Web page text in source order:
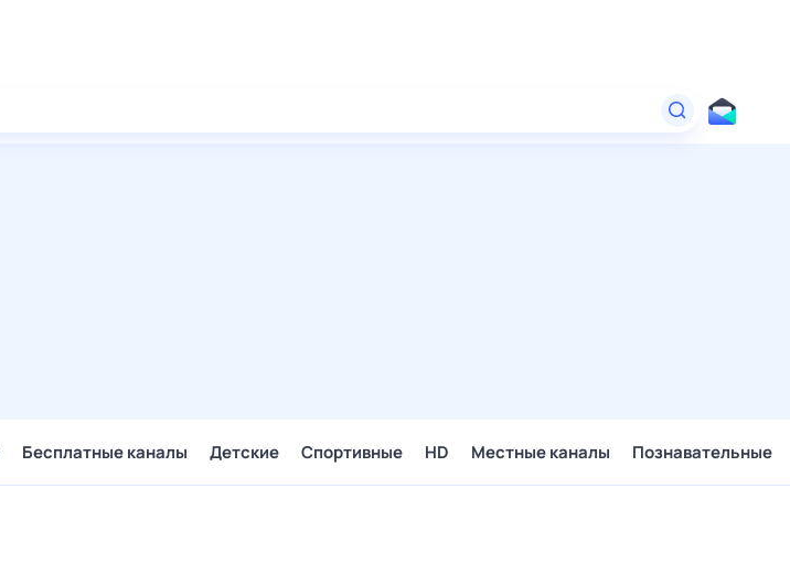
Бесплатные каналы Детские Спортивные HD Местные каналы Познавательные